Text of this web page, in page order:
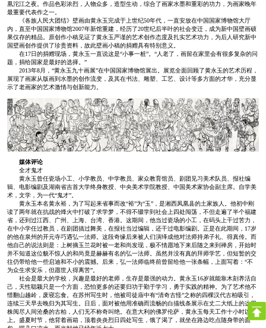
凰沱江之夜。作品色彩浓烈，人物众多，造型生动，综合了画家水墨和重彩的功力，为画家晚年
最重要代表作之一。
《各族人民大团结》壁画由黄永玉完成于上世纪50年代，一直安放在中国国家博物馆大厅
内，直至中国国家博物馆2007年新馆重建，经历了20世纪后半叶的社会变迁，成为新中国壁画硕
果仅存的精品。原创作小稿见证了黄永玉严谨的艺术创作态度及扎实艺术功力，为后人研究新中
国壁画创作提供了珍贵资料，故此壁画小稿的捐赠具有特别意义。
在17日的捐赠现场，黄永玉一直说这是“小事一桩”。“人老了，画留在家里会有很多复杂的问
题，捐给国家是最好的选择。”
2013年8月，“黄永玉九十画展”在中国国家博物馆展出。展览全面回顾了黄永玉的艺术历程，
展现了画家从版画到水墨的创作流变，及其在书法、雕塑、工艺、设计等多方面的才华，充分显
示了老画家的艺术激情与创新能力。
媒体评论
全才鬼才
黄永玉曾任瓷场小工、小学教员、中学教员、家众教育馆员、剧团见习美术队员、报社编
辑、电影编剧及湖南省吉首大学终身教授、中央美术学院教授、中国美术家协会副主席。自学美
术，文学，为一代“鬼才”。
黄永玉本名黄永裕，为了写起来省事而改“裕”为“玉”，是湘西凤凰县的土家族人。他初中刚
读了两年就在抗战的烽火中打破了求学梦，不得不辍学到社会上四处闯荡，不但走遍了半个福建
省，还到过江西、广州、上海、台湾、香港。这期间，他当过瓷场的小工，在码头上干过苦力，
在中小学任过教员，在剧团搞过舞美，在报社当过编辑，还干过电影编剧。正是在此期间，17岁
的他在泉州的开元寺巧遇弘一法师。这段奇缘后来被人们演绎成他对法师持弟子礼、得真传。而
他自己的说法则是：上树摘玉兰花时被一老和尚发现，极不情愿地下来后随之来到禅房，开始时
并不知道这位貌不惊人的和尚竟是赫赫有名的弘一法师。虽然并没有真的拜师学艺，但短暂的交
往仍带给他一些启迪和不小的震撼。后来，弘一法师临终前曾留给他一张条幅，上面写着：“不
为众生求安乐，但愿世人得离苦”。
社会是最大的学校，兴趣是最好的老师，生存是最强的动力。黄永玉16岁就能靠木刻养活自
己，天性聪颖只是一个方面，恐怕更多的还要归功于勤于学习，勇于实践的精神。为了艺术他不
惜翻山越岭，废寝忘食。在苏州写生时，他被司徒庙中有“清奇古怪”之称的四棵汉代古柏吸引，
连续三天早去晚归为其写生。日后，面对被他用准确而流畅的白描线条展示在丈二大纸上的这四
株阅尽人间沧桑的古柏，人们无不称奇叫绝。在意大利的佛罗伦萨，黄永玉每天工作十小时以
上。盛夏时节，他背着画箱，顶着炎炎烈日四处写生，饿了渴了，就坐在路边吃点随身带的面